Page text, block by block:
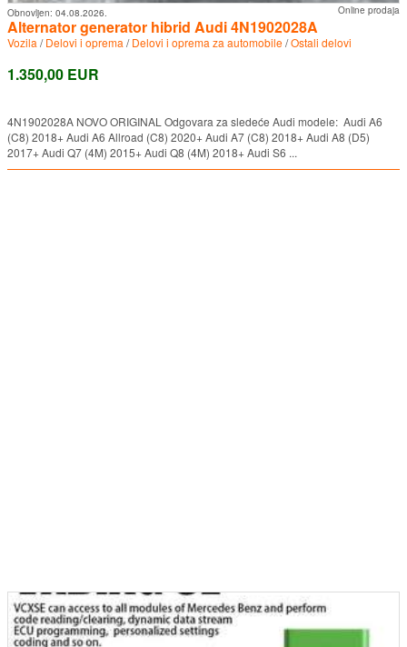
Online prodaja
Obnovljen: 04.08.2026.
Alternator generator hibrid Audi 4N1902028A
Vozila /Delovi i oprema /Delovi i oprema za automobile/Ostali delovi
1.350,00 EUR
4N1902028A NOVO ORIGINAL Odgovara za sledeće Audi modele: Audi A6
(C8) 2018+ Audi A6 Allroad (C8) 2020+ Audi A7 (C8) 2018+ Audi A8 (D5)
2017+ Audi Q7 (4M) 2015+ Audi Q8 (4M) 2018+ Audi S6 ...